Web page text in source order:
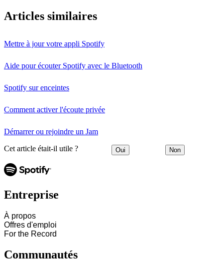
Articles similaires
Mettre à jour votre appli Spotify
Aide pour écouter Spotify avec le Bluetooth
Spotify sur enceintes
Comment activer l'écoute privée
Démarrer ou rejoindre un Jam
Cet article était-il utile ? Oui Non
Entreprise
À propos
Offres d'emploi
For the Record
Communautés